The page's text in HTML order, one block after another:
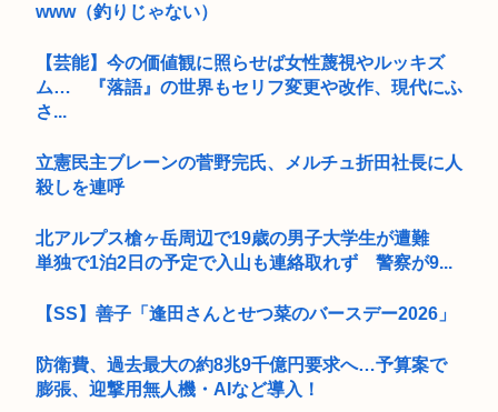
www（釣りじゃない）
【芸能】今の価値観に照らせば女性蔑視やルッキズ
ム… 『落語』の世界もセリフ変更や改作、現代にふ
さ...
立憲民主ブレーンの菅野完氏、メルチュ折田社長に人
殺しを連呼
北アルプス槍ヶ岳周辺で19歳の男子大学生が遭難
単独で1泊2日の予定で入山も連絡取れず 警察が9...
【SS】善子「逢田さんとせつ菜のバースデー2026」
防衛費、過去最大の約8兆9千億円要求へ…予算案で
膨張、迎撃用無人機・AIなど導入！